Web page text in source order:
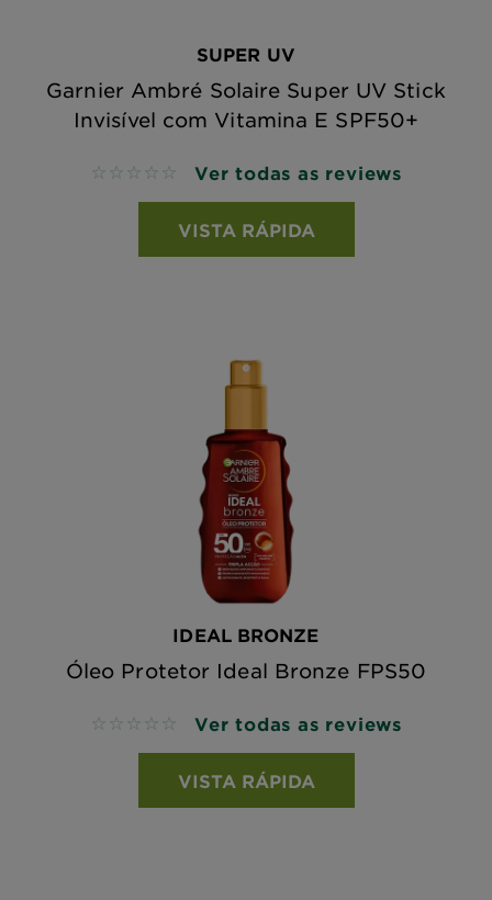
SUPER UV
Garnier Ambré Solaire Super UV Stick
Invisível com Vitamina E SPF50+
No reviews Ver todas as reviews
VISTA RÁPIDA
IDEAL BRONZE
Óleo Protetor Ideal Bronze FPS50
No reviews Ver todas as reviews
VISTA RÁPIDA